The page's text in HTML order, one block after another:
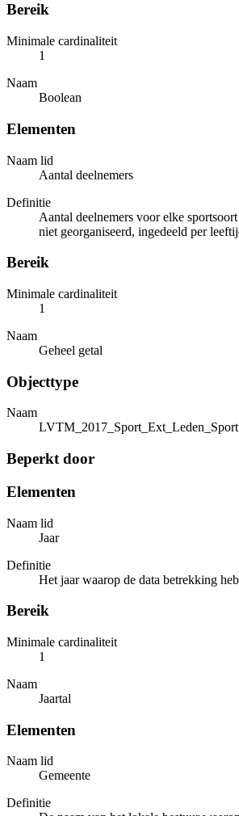
Bereik
Minimale cardinaliteit
1
Naam
Boolean
Elementen
Naam lid
Aantal deelnemers
Definitie
Aantal deelnemers voor elke
niet georganiseerd, ingedeeld per
Bereik
Minimale cardinaliteit
1
Naam
Geheel getal
Objecttype
Naam
Beperkt door
Elementen
Naam lid
Jaar
Definitie
Het jaar waarop de data betrekking
Bereik
Minimale cardinaliteit
1
Naam
Jaartal
Elementen
Naam lid
Gemeente
Definitie